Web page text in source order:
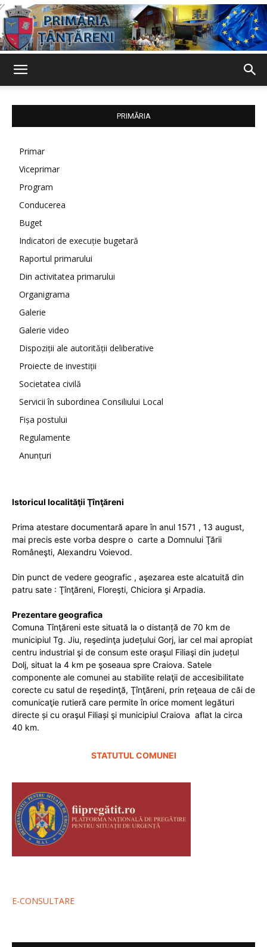
PRIMĂRIA
Primar
Viceprimar
Program
Conducerea
Buget
Indicatori de execuție bugetară
Raportul primarului
Din activitatea primarului
Organigrama
Galerie
Galerie video
Dispoziții ale autorității deliberative
Proiecte de investiții
Societatea civilă
Servicii în subordinea Consiliului Local
Fișa postului
Regulamente
Anunțuri
Istoricul localităţii Ţînţăreni
Prima atestare documentară apare în anul 1571 , 13 august,
mai precis este vorba despre o carte a Domnului Ţării
Româneşti, Alexandru Voievod.
Din punct de vedere geografic , aşezarea este alcatuită din
patru sate : Ţînţăreni, Floreşti, Chiciora şi Arpadia.
Prezentare geografica
Comuna Tînţăreni este situată la o distanță de 70 km de
municipiul Tg. Jiu, reşedinţa județului Gorj, iar cel mai apropiat
centru industrial şi de consum este oraşul Filiaşi din județul
Dolj, situat la 4 km pe şoseaua spre Craiova. Satele
componente ale comunei au stabilite relaţii de accesibilitate
corecte cu satul de reşedinţă, Ţînţăreni, prin reţeaua de căi de
comunicaţie rutieră care permite în orice moment legături
directe și cu oraşul Filiași şi municipiul Craiova aflat la circa
40 km.
STATUTUL COMUNEI
E-CONSULTARE